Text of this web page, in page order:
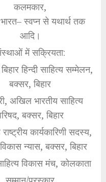
कलमकार,
स्वप्न से यथार्थ तक
आदि।
में सक्रियता:
हिन्दी साहित्य सम्मेलन,
बक्सर, बिहार
अखिल भारतीय साहित्य
बक्सर, बिहार
कार्यकारिणी सदस्य,
न्यास, बक्सर, बिहार
विकास मंच, कोलकाता